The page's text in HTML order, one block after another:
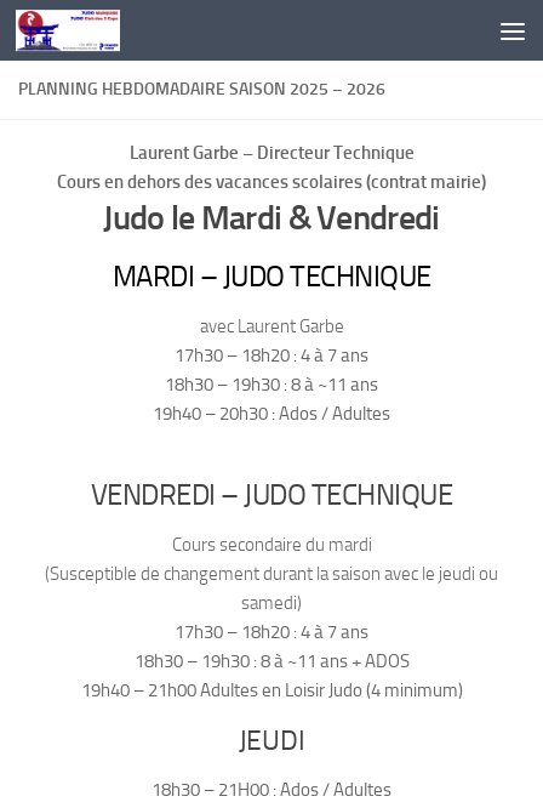
Au dessous du contenu
PLANNING HEBDOMADAIRE SAISON 2025 – 2026
Laurent Garbe – Directeur Technique
Cours en dehors des vacances scolaires (contrat mairie)
Judo le Mardi & Vendredi
MARDI – JUDO TECHNIQUE
avec Laurent Garbe
17h30 – 18h20 : 4 à 7 ans
18h30 – 19h30 : 8 à ~11 ans
19h40 – 20h30 : Ados / Adultes
VENDREDI – JUDO TECHNIQUE
Cours secondaire du mardi
(Susceptible de changement durant la saison avec le jeudi ou
samedi)
17h30 – 18h20 : 4 à 7 ans
18h30 – 19h30 : 8 à ~11 ans + ADOS
19h40 – 21h00 Adultes en Loisir Judo (4 minimum)
JEUDI
18h30 – 21H00 : Ados / Adultes